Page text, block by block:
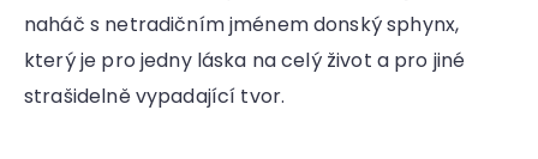
naháč s netradičním jménem donský sphynx,
který je pro jedny láska na celý život a pro jiné
strašidelně vypadající tvor.
b
u
j